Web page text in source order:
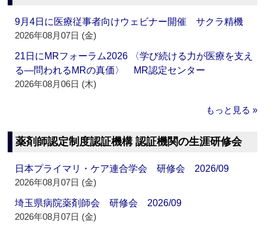
9月4日に医療従事者向けウェビナー開催 サクラ精機
2026年08月07日 (金)
21日にMRフォーラム2026 〈学び続ける力が医療を支え
る―問われるMRの真価〉 MR認定センター
2026年08月06日 (木)
もっと見る »
薬剤師認定制度認証機構 認証機関の生涯研修会
日本プライマリ・ケア連合学会 研修会 2026/09
2026年08月07日 (金)
埼玉県病院薬剤師会 研修会 2026/09
2026年08月07日 (金)